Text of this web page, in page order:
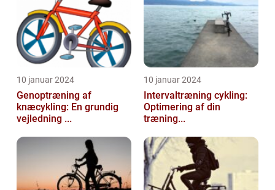
10 januar 2024
Genoptræning af
knæcykling: En grundig
vejledning ...
10 januar 2024
Intervaltræning cykling:
Optimering af din
træning...